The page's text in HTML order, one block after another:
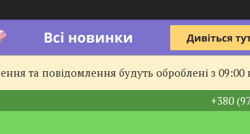
та повідомлення будуть оброблені з
+380